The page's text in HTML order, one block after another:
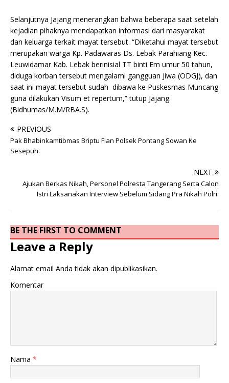
Selanjutnya Jajang menerangkan bahwa beberapa saat setelah
kejadian pihaknya mendapatkan informasi dari masyarakat
dan keluarga terkait mayat tersebut. “Diketahui mayat tersebut
merupakan warga Kp. Padawaras Ds. Lebak Parahiang Kec.
Leuwidamar Kab. Lebak berinisial TT binti Em umur 50 tahun,
diduga korban tersebut mengalami gangguan Jiwa (ODGJ), dan
saat ini mayat tersebut sudah dibawa ke Puskesmas Muncang
guna dilakukan Visum et repertum,” tutup Jajang.
(Bidhumas/M.M/RBA.S).
PREVIOUS
Pak Bhabinkamtibmas Briptu Fian Polsek Pontang Sowan Ke
Sesepuh.
NEXT
Ajukan Berkas Nikah, Personel Polresta Tangerang Serta Calon
Istri Laksanakan Interview Sebelum Sidang Pra Nikah Polri.
BE THE FIRST TO COMMENT
Leave a Reply
Alamat email Anda tidak akan dipublikasikan.
Komentar
Nama *